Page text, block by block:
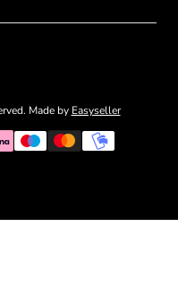
Made by Easyseller